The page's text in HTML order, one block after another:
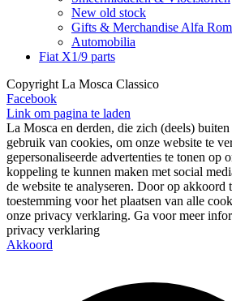
New old stock
Gifts & Merchandise Alfa
Automobilia
Fiat X1/9 parts
Copyright La Mosca Classico
Facebook
Link om pagina te laden
La Mosca en derden, die zich (deels)
gebruik van cookies, om onze website te
gepersonaliseerde advertenties te tonen op
koppeling te kunnen maken met social
de website te analyseren. Door op akkoord
toestemming voor het plaatsen van alle
onze privacy verklaring. Ga voor meer
privacy verklaring
Akkoord